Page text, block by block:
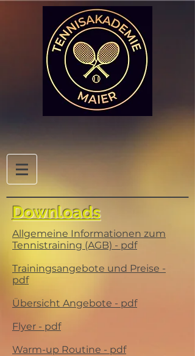
Downloads
Allgemeine Informationen zum
Tennistraining (AGB) - pdf
Trainingsangebote und Preise -
pdf
Übersicht Angebote - pdf
Flyer - pdf
Warm-up Routine - pdf